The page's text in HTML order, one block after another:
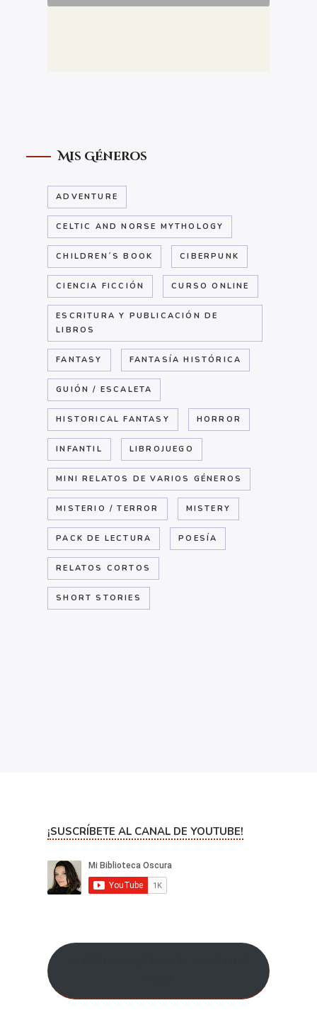
Mis Géneros
ADVENTURE
CELTIC AND NORSE MYTHOLOGY
CHILDREN´S BOOK CIBERPUNK
CIENCIA FICCIÓN CURSO ONLINE
ESCRITURA Y PUBLICACIÓN DE
LIBROS
FANTASY FANTASÍA HISTÓRICA
GUIÓN / ESCALETA
HISTORICAL FANTASY HORROR
INFANTIL LIBROJUEGO
MINI RELATOS DE VARIOS GÉNEROS
MISTERIO / TERROR MISTERY
PACK DE LECTURA POESÍA
RELATOS CORTOS
SHORT STORIES
¡SUSCRÍBETE AL CANAL DE YOUTUBE!